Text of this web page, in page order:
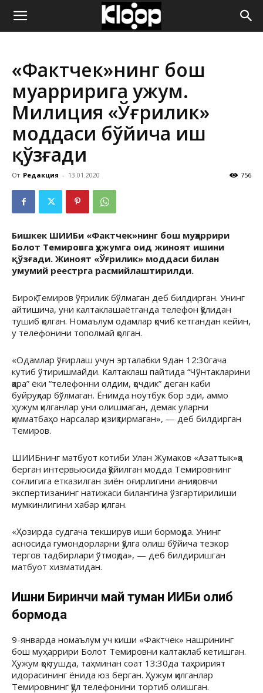
ҚИРҒИЗИСТОН
ЯНГИЛИКЛАРИ
«Фактчек»нинг бош
муҳарририга ҳужум.
Милиция «Ўғрилик»
моддаси бўйича иш
қўзғади
От Редакция - 13.01.2020 756
Бишкек ШИИБи «Фактчек»нинг бош муҳаррири
Болот Темировга ҳужумга оид жиноят ишини
қўзғади. Жиноят «Ўғрилик» моддаси билан
умумий реестрга расмийлаштирилди.
Бироқ Темиров ўғрилик бўлмаган деб билдирган. Унинг
айтишича, уни калтаклашаётганда телефон қўлидан
тушиб қолган. Номаълум одамлар қочиб кетгандан кейин,
у телефонини тополмай қолган.
«Одамлар ўғирлаш учун эрталабки 9дан 12:30гача
кутиб ўтиришмайди. Калтаклаш пайтида “Чўнтакларини
қара” ёки “телефонни олдим, қочдик” деган каби
буйруқлар бўлмаган. Ёнимда ноутбук бор эди, аммо
ҳужум қилганлар уни олишмаган, демак уларни
қимматбаҳо нарсалар қизиқтирмаган», — деб билдирган
Темиров.
ШИИБнинг матбуот котиби Улан Жумаков «Азаттык»қа
берган интервьюсида қўйилган модда Темировнинг
соғлигига етказилган зиён оғирлигини аниқловчи
экспертизанинг натижаси билангина ўзгартирилиши
мумкинлигини хабар қилган.
«Ҳозирда судгача текширув иши бормоқда. Унинг
асносида гумондорларни қўлга олиш бўйича тезкор
тергов тадбирлари ўтмоқда», — деб билдиришган
матбуот хизматидан.
Ишни Биринчи май туман ИИБи олиб
бормоқда
9-январда номаълум уч киши «Фактчек» нашрининг
бош муҳаррири Болот Темировни калтаклаб кетишган.
Ҳужум қоқ тушда, таҳминан соат 13:30да таҳририят
идорасининг ёнида юз берган. Ҳужум қилганлар
Темировнинг қўл телефонини тортиб олишган.